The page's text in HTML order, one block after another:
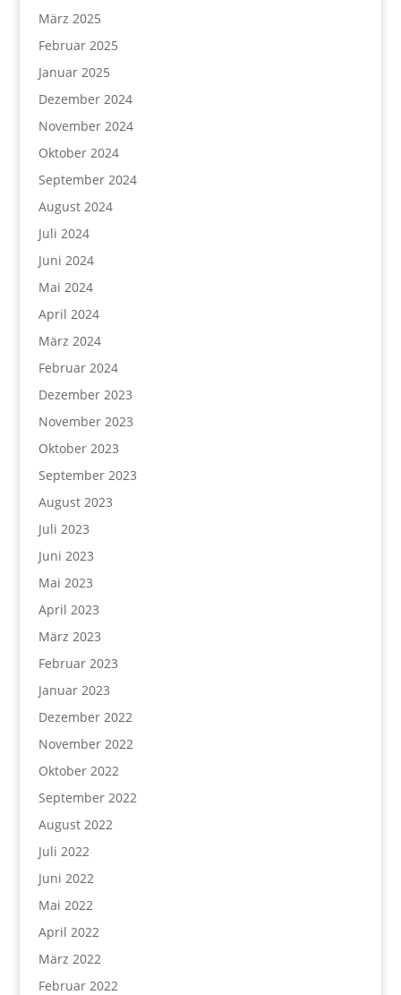
März 2025
Februar 2025
Januar 2025
Dezember 2024
November 2024
Oktober 2024
September 2024
August 2024
Juli 2024
Juni 2024
Mai 2024
April 2024
März 2024
Februar 2024
Dezember 2023
November 2023
Oktober 2023
September 2023
August 2023
Juli 2023
Juni 2023
Mai 2023
April 2023
März 2023
Februar 2023
Januar 2023
Dezember 2022
November 2022
Oktober 2022
September 2022
August 2022
Juli 2022
Juni 2022
Mai 2022
April 2022
März 2022
Februar 2022